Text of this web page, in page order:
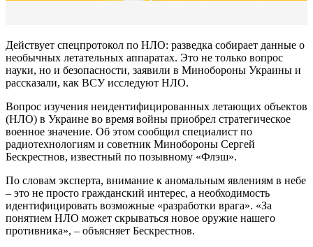
Действует спецпротокол по НЛО: разведка собирает данные о
необычных летательных аппаратах. Это не только вопрос
науки, но и безопасности, заявили в Минобороны Украины и
рассказали, как ВСУ исследуют НЛО.
Вопрос изучения неидентифицированных летающих объектов
(НЛО) в Украине во время войны приобрел стратегическое
военное значение. Об этом сообщил специалист по
радиотехнологиям и советник Минобороны Сергей
Бескрестнов, известный по позывному «Флэш».
По словам эксперта, внимание к аномальным явлениям в небе
– это не просто гражданский интерес, а необходимость
идентифицировать возможные «разработки врага». «За
понятием НЛО может скрываться новое оружие нашего
противника», – объясняет Бескрестнов.